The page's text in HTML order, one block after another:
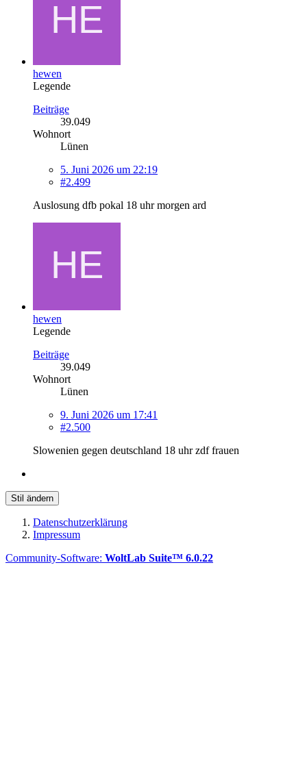
hewen
Legende
Beiträge
39.049
Wohnort
Lünen
5. Juni 2026 um 22:19
#2.499
Auslosung dfb pokal 18 uhr morgen ard
hewen
Legende
Beiträge
39.049
Wohnort
Lünen
9. Juni 2026 um 17:41
#2.500
Slowenien gegen deutschland 18 uhr zdf frauen
Stil ändern
Datenschutzerklärung
Impressum
Community-Software: WoltLab Suite™ 6.0.22